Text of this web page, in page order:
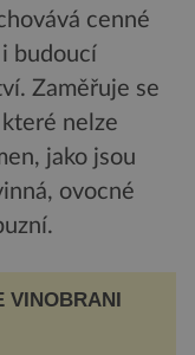
cenné
budoucí
Zaměřuje se
nelze
jako jsou
ovocné
VINOBRANÍ